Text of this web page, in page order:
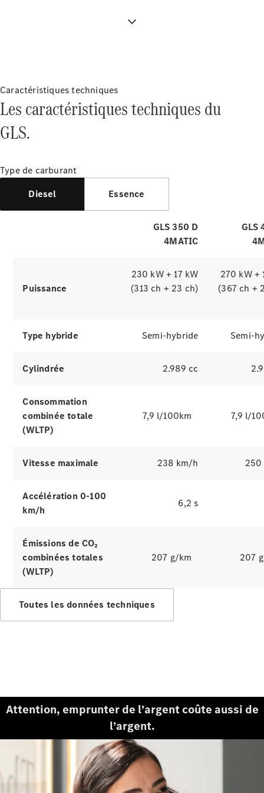
connexion au système multimédia
Caractéristiques techniques
Les caractéristiques techniques du
GLS.
Type de carburant
Diesel
Essence
GLS 350 D
4MATIC
GLS
Puissance
230 kW + 17 kW
(313 ch + 23 ch)
270 kW +
(367 ch +
Type hybride Semi-hybride Semi-
Cylindrée 2.989 cc
Consommation
combinée totale
(WLTP)
7,9 l/100km 7,9 l/
Vitesse maximale 238 km/h
Accélération 0-100
km/h
6,2 s
Émissions de CO₂
combinées totales
(WLTP)
207 g/km 207
Toutes les données techniques
Attention, emprunter de l’argent coûte aussi de
l’argent.